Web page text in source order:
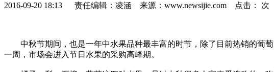
2016-09-20 18:13 责任编辑：凌涵 来源：www.newsijie.com 点击： 次
中秋节期间，也是一年中水果品种最丰富的时节，除了目前热销的葡萄
一周，市场会进入节日水果的采购高峰期。